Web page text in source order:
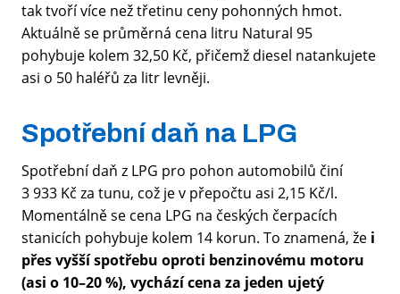
tak tvoří více než třetinu ceny pohonných hmot.
Aktuálně se průměrná cena litru Natural 95
pohybuje kolem 32,50 Kč, přičemž diesel natankujete
asi o 50 haléřů za litr levněji.
Spotřební daň na LPG
Spotřební daň z LPG pro pohon automobilů činí
3 933 Kč za tunu, což je v přepočtu asi 2,15 Kč/l.
Momentálně se cena LPG na českých čerpacích
stanicích pohybuje kolem 14 korun. To znamená, že i
přes vyšší spotřebu oproti benzinovému motoru
(asi o 10–20 %), vychází cena za jeden ujetý